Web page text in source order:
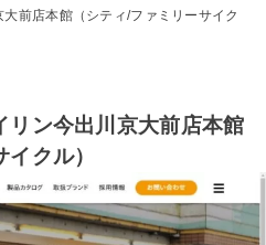
前店本館（シティ/ファミリーサイク
リン今出川京大前店本館
クル）